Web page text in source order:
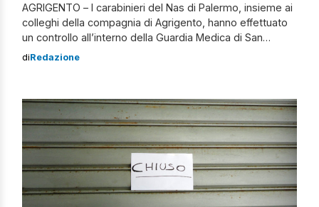
AGRIGENTO – I carabinieri del Nas di Palermo, insieme ai
colleghi della compagnia di Agrigento, hanno effettuato
un controllo all’interno della Guardia Medica di San
Leone, unico presidio e punto di riferimento sanitario per
del distretto sanitario dell’Asp ha emesso un
provvedimento di […]
diRedazione